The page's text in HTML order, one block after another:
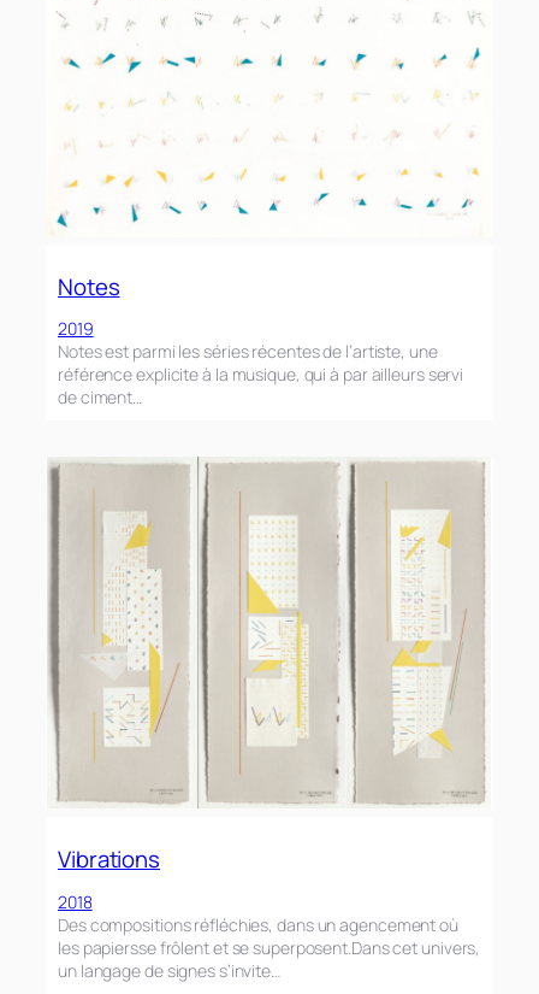
Notes
2019
Notes est parmi les séries récentes de l’artiste, une
référence explicite à la musique, qui à par ailleurs servi
de ciment…
Vibrations
2018
Des compositions réfléchies, dans un agencement où
les papiersse frôlent et se superposent.Dans cet univers,
un langage de signes s’invite…